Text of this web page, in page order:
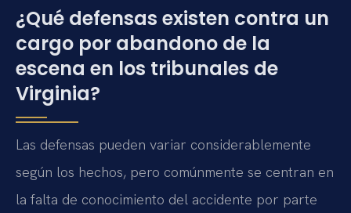
¿Qué defensas existen contra un
cargo por abandono de la
escena en los tribunales de
Virginia?
Las defensas pueden variar considerablemente
según los hechos, pero comúnmente se centran en
la falta de conocimiento del accidente por parte